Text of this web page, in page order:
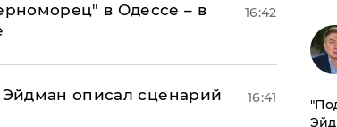
в Одессе – в
16:42
Эйдман описал сценарий
16:41